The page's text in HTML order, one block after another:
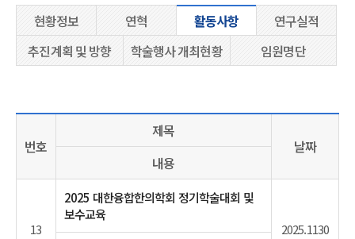
현황정보 연혁 활동사항
연구실적
추진계획 및 방향
학술행사 개최현황 임원명단
번호
제목
날짜
내용
13
2025 대한융합한의학회 정기학술대회 및
보수교육
2025.1130